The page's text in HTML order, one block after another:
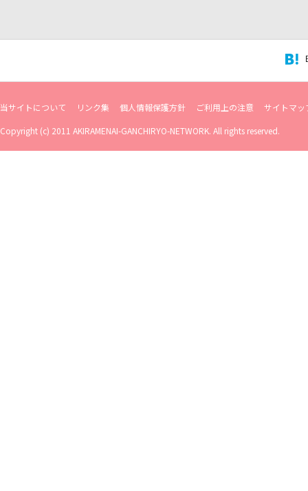
当サイトについて リンク集 個人情報保護方針 ご利用上の注意
サイトマッ
Copyright (c) 2011 AKIRAMENAI-GANCHIRYO-NETWORK. All rights reserved.